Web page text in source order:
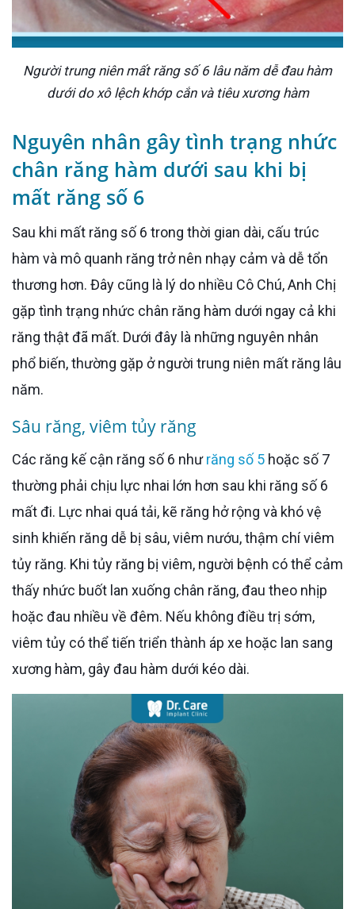
Người trung niên mất răng số 6 lâu năm dễ đau hàm
dưới do xô lệch khớp cắn và tiêu xương hàm
Nguyên nhân gây tình trạng nhức
chân răng hàm dưới sau khi bị
mất răng số 6
Sau khi mất răng số 6 trong thời gian dài, cấu trúc
hàm và mô quanh răng trở nên nhạy cảm và dễ tổn
thương hơn. Đây cũng là lý do nhiều Cô Chú, Anh Chị
gặp tình trạng nhức chân răng hàm dưới ngay cả khi
răng thật đã mất. Dưới đây là những nguyên nhân
phổ biến, thường gặp ở người trung niên mất răng lâu
năm.
Sâu răng, viêm tủy răng
Các răng kế cận răng số 6 nhưrăng số 5 hoặc số 7
thường phải chịu lực nhai lớn hơn sau khi răng số 6
mất đi. Lực nhai quá tải, kẽ răng hở rộng và khó vệ
sinh khiến răng dễ bị sâu, viêm nướu, thậm chí viêm
tủy răng. Khi tủy răng bị viêm, người bệnh có thể cảm
thấy nhức buốt lan xuống chân răng, đau theo nhịp
hoặc đau nhiều về đêm. Nếu không điều trị sớm,
viêm tủy có thể tiến triển thành áp xe hoặc lan sang
xương hàm, gây đau hàm dưới kéo dài.